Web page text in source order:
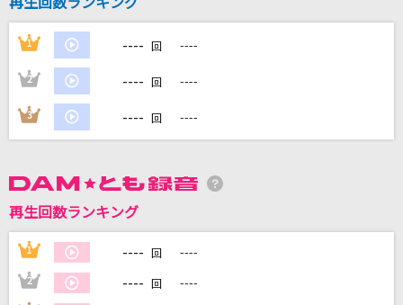
松本梨香
DAMの新曲・ランキングなど
DAMに会員登録・ログインして
カラオケをもっと楽しもう！
1 ---- 回 ----
2 ---- 回 ----
3 ---- 回 ----
再生回数ランキング
1 ---- 回 ----
2 ---- 回 ----